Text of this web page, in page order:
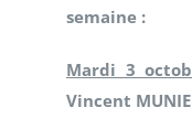
semaine :
Mardi 3
Vincent